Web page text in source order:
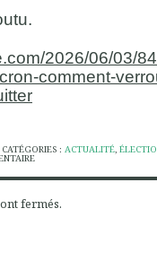
2026/06/03/
comment-
CATÉGORIES : ACTUALITÉ,
fermés.